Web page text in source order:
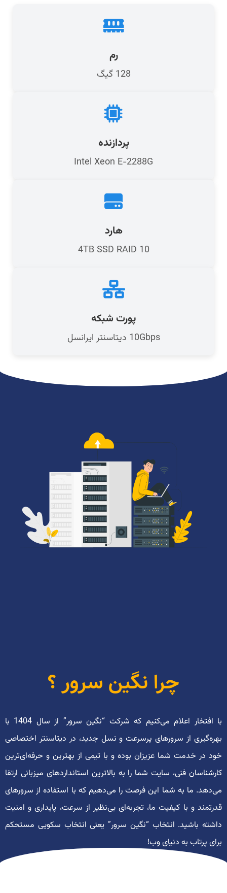
رم
128 گیگ
پردازنده
Intel Xeon E-2288G
هارد
4TB SSD RAID 10
پورت شبکه
10Gbps دیتاسنتر ایرانسل
چرا نگین سرور ؟
با افتخار اعلام می‌کنیم که شرکت “نگین سرور” از سال 1404 با
بهره‌گیری از سرورهای پرسرعت و نسل جدید، در دیتاسنتر اختصاصی
خود در خدمت شما عزیزان بوده و با تیمی از بهترین و حرفه‌ای‌ترین
کارشناسان فنی، سایت شما را به بالاترین استانداردهای میزبانی ارتقا
می‌دهد. ما به شما این فرصت را می‌دهیم که با استفاده از سرورهای
قدرتمند و با کیفیت ما، تجربه‌ای بی‌نظیر از سرعت، پایداری و امنیت
داشته باشید. انتخاب “نگین سرور” یعنی انتخاب سکویی مستحکم
برای پرتاب به دنیای وب!